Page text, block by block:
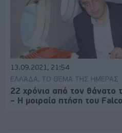
13.09.2021, 21:54
ΕΛΛΆΔΑ, ΤΟ ΘΈΜΑ ΤΗΣ ΗΜΈΡΑΣ
22 χρόνια από τον θάνατο
– Η μοιραία πτήση του